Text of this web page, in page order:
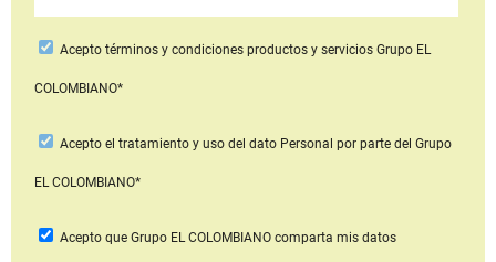
Aceptotérminos y condiciones productos y serviciosGrupo EL
COLOMBIANO*
Acepto el tratamiento y uso del dato Personal por parte del Grupo
EL COLOMBIANO*
Acepto que Grupo EL COLOMBIANOcomparta mis datos